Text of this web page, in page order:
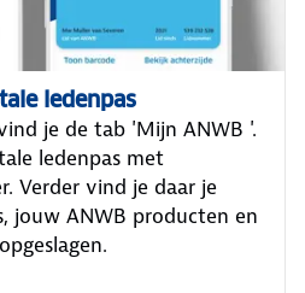
ledenpas
je de tab 'Mijn ANWB '.
ledenpas met
Verder vind je daar je
jouw ANWB producten en